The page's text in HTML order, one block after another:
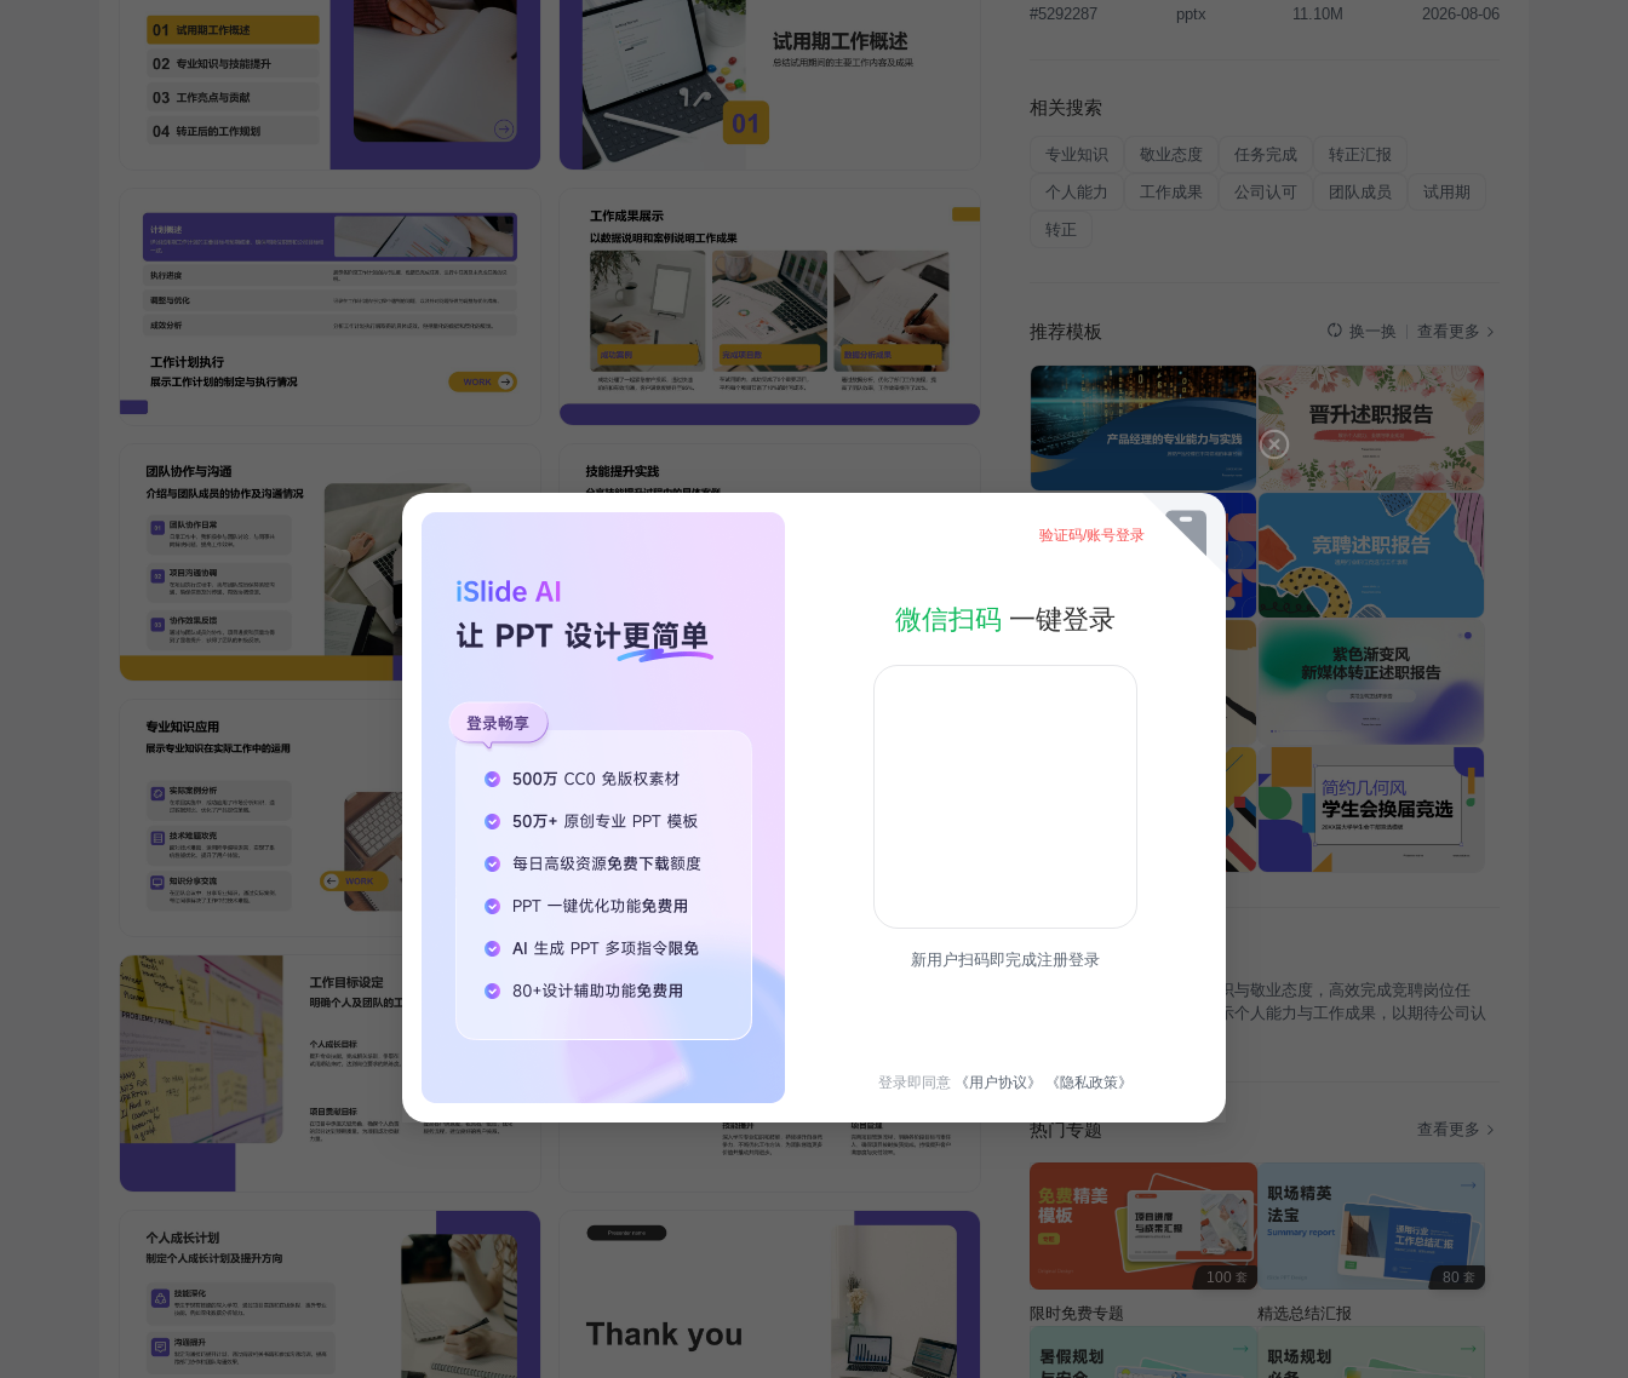
将接照我国著作权法的相关规定承担相应法律责任。
#5292287 pptx 11.10M 2026-08-06
相关搜索
专业知识 敬业态度 任务完成 转正汇报
个人能力 工作成果 公司认可 团队成员 试用期
转正
推荐模板 换一换 查看更多
简介
在试用期间，我凭借专业知识与敬业态度，高效完成竞聘岗位任
务。此次转正汇报，旨在展示个人能力与工作成果，以期待公司认
热门专题 查看更多
100 套
限时免费专题
80 套
精选总结汇报
验证码/账号登录
微信扫码 一键登录
新用户扫码即完成注册登录
登录即同意 《用户协议》 《隐私政策》